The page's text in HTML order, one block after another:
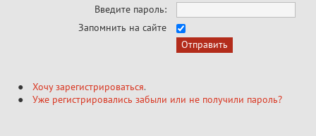
Введите пароль:
Запомнить на сайте
Хочу зарегистрироваться.
Уже регистрировались забыли или не получили пароль?